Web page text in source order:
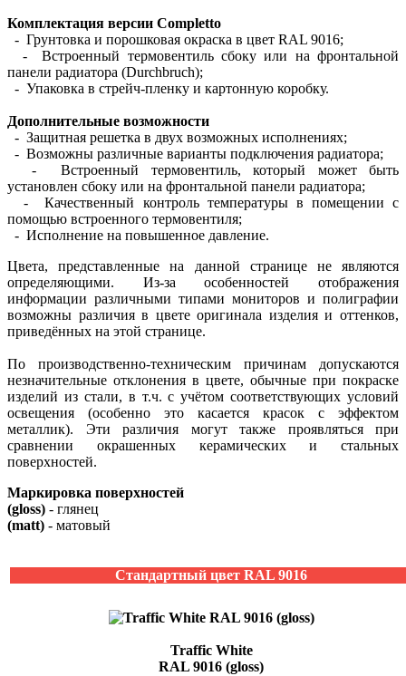
Комплектация версии Completto
- Грунтовка и порошковая окраска в цвет RAL 9016;
- Встроенный термовентиль сбоку или на фронтальной
панели радиатора (Durchbruch);
- Упаковка в стрейч-пленку и картонную коробку.
Дополнительные возможности
- Защитная решетка в двух возможных исполнениях;
- Возможны различные варианты подключения радиатора;
- Встроенный термовентиль, который может быть
установлен сбоку или на фронтальной панели радиатора;
- Качественный контроль температуры в помещении с
помощью встроенного термовентиля;
- Исполнение на повышенное давление.
Цвета, представленные на данной странице не являются
определяющими. Из-за особенностей отображения
информации различными типами мониторов и полиграфии
возможны различия в цвете оригинала изделия и оттенков,
приведённых на этой странице.
По производственно-техническим причинам допускаются
незначительные отклонения в цвете, обычные при покраске
изделий из стали, в т.ч. с учётом соответствующих условий
освещения (особенно это касается красок с эффектом
металлик). Эти различия могут также проявляться при
сравнении окрашенных керамических и стальных
поверхностей.
Маркировка поверхностей
(gloss) - глянец
(matt) - матовый
Стандартный цвет RAL 9016
Traffic White
RAL 9016 (gloss)